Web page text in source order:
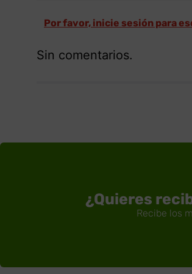
Por favor, inicie sesión para
Sin comentarios.
¿Quieres